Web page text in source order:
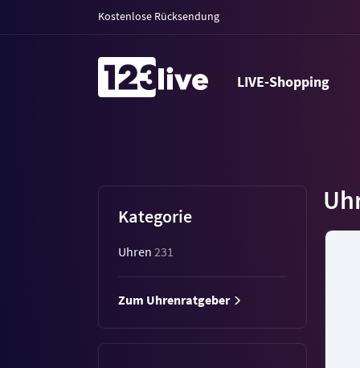
Kostenlose Rücksendung
LIVE-Shopping
Kategorie
Uhren 231
Zum Uhrenratgeber